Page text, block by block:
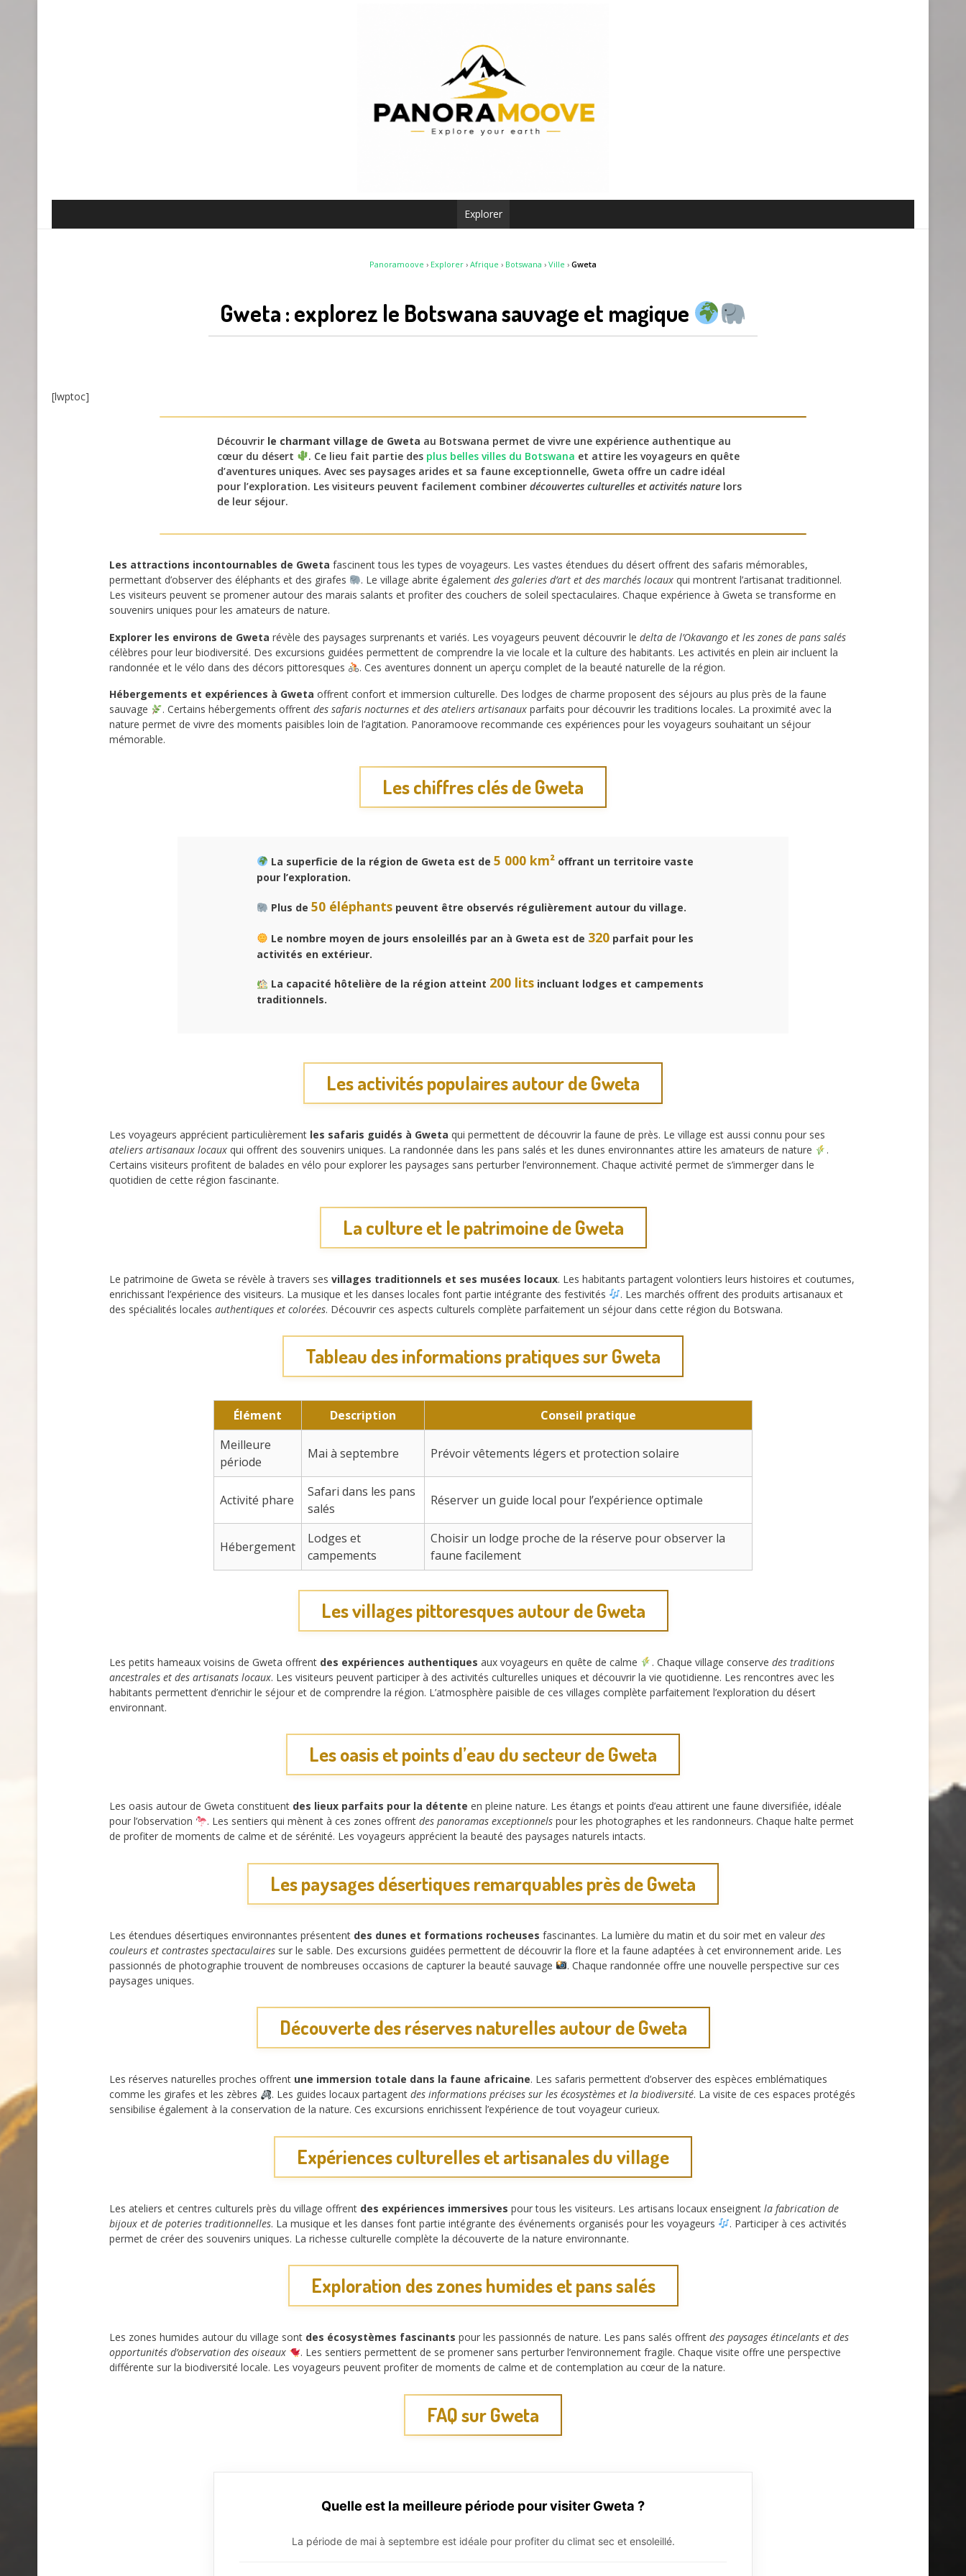
Explorer
Panoramoove › Explorer › Afrique › Botswana › Ville › Gweta
Gweta : explorez le Botswana sauvage et magique
[lwptoc]
Découvrir le charmant village de Gweta au Botswana permet de vivre une expérience authentique au
cœur du désert
. Ce lieu fait partie des plus belles villes du Botswana et attire les voyageurs en quête
d’aventures uniques. Avec ses paysages arides et sa faune exceptionnelle, Gweta offre un cadre idéal
pour l’exploration. Les visiteurs peuvent facilement combiner découvertes culturelles et activités nature lors
de leur séjour.
Les attractions incontournables de Gweta fascinent tous les types de voyageurs. Les vastes étendues du désert offrent des safaris mémorables,
permettant d’observer des éléphants et des girafes
. Le village abrite également des galeries d’art et des marchés locauxqui montrent l’artisanat traditionnel.
Les visiteurs peuvent se promener autour des marais salants et profiter des couchers de soleil spectaculaires. Chaque expérience à Gweta se transforme en
souvenirs uniques pour les amateurs de nature.
Explorer les environs de Gweta révèle des paysages surprenants et variés. Les voyageurs peuvent découvrir le delta de l’Okavango et les zones de pans salés
célèbres pour leur biodiversité. Des excursions guidées permettent de comprendre la vie locale et la culture des habitants. Les activités en plein air incluent la
randonnée et le vélo dans des décors pittoresques
. Ces aventures donnent un aperçu complet de la beauté naturelle de la région.
Hébergements et expériences à Gweta offrent confort et immersion culturelle. Des lodges de charme proposent des séjours au plus près de la faune
sauvage
. Certains hébergements offrent des safaris nocturnes et des ateliers artisanauxparfaits pour découvrir les traditions locales. La proximité avec la
nature permet de vivre des moments paisibles loin de l’agitation. Panoramoove recommande ces expériences pour les voyageurs souhaitant un séjour
mémorable.
Les chiffres clés de Gweta
La superficie de la région de Gweta est de 5 000 km²offrant un territoire vaste
pour l’exploration.
Plus de 50 éléphantspeuvent être observés régulièrement autour du village.
Le nombre moyen de jours ensoleillés par an à Gweta est de 320parfait pour les
activités en extérieur.
La capacité hôtelière de la région atteint 200 litsincluant lodges et campements
traditionnels.
Les activités populaires autour de Gweta
Les voyageurs apprécient particulièrement les safaris guidés à Gweta qui permettent de découvrir la faune de près. Le village est aussi connu pour ses
ateliers artisanaux locaux qui offrent des souvenirs uniques. La randonnée dans les pans salés et les dunes environnantes attire les amateurs de nature
.
Certains visiteurs profitent de balades en vélo pour explorer les paysages sans perturber l’environnement. Chaque activité permet de s’immerger dans le
quotidien de cette région fascinante.
La culture et le patrimoine de Gweta
Le patrimoine de Gweta se révèle à travers ses villages traditionnels et ses musées locaux. Les habitants partagent volontiers leurs histoires et coutumes,
enrichissant l’expérience des visiteurs. La musique et les danses locales font partie intégrante des festivités
. Les marchés offrent des produits artisanaux et
des spécialités locales authentiques et colorées. Découvrir ces aspects culturels complète parfaitement un séjour dans cette région du Botswana.
Tableau des informations pratiques sur Gweta
Élément Description
Conseil pratique
Meilleure
période
Mai à septembre Prévoir vêtements légers et protection solaire
Activité phare
Safari dans les pans
salés
Réserver un guide local pour l’expérience optimale
Hébergement
Lodges et
campements
Choisir un lodge proche de la réserve pour observer la
faune facilement
Les villages pittoresques autour de Gweta
Les petits hameaux voisins de Gweta offrent des expériences authentiques aux voyageurs en quête de calme . Chaque village conserve des traditions
ancestrales et des artisanats locaux. Les visiteurs peuvent participer à des activités culturelles uniques et découvrir la vie quotidienne. Les rencontres avec les
habitants permettent d’enrichir le séjour et de comprendre la région. L’atmosphère paisible de ces villages complète parfaitement l’exploration du désert
environnant.
Les oasis et points d’eau du secteur de Gweta
Les oasis autour de Gweta constituent des lieux parfaits pour la détente en pleine nature. Les étangs et points d’eau attirent une faune diversifiée, idéale
pour l’observation
. Les sentiers qui mènent à ces zones offrent des panoramas exceptionnelspour les photographes et les randonneurs. Chaque halte permet
de profiter de moments de calme et de sérénité. Les voyageurs apprécient la beauté des paysages naturels intacts.
Les paysages désertiques remarquables près de Gweta
Les étendues désertiques environnantes présentent des dunes et formations rocheuses fascinantes. La lumière du matin et du soir met en valeur des
couleurs et contrastes spectaculaires sur le sable. Des excursions guidées permettent de découvrir la flore et la faune adaptées à cet environnement aride. Les
passionnés de photographie trouvent de nombreuses occasions de capturer la beauté sauvage
. Chaque randonnée offre une nouvelle perspective sur ces
paysages uniques.
Découverte des réserves naturelles autour de Gweta
Les réserves naturelles proches offrent une immersion totale dans la faune africaine. Les safaris permettent d’observer des espèces emblématiques
comme les girafes et les zèbres
. Les guides locaux partagent des informations précises sur les écosystèmes et la biodiversité. La visite de ces espaces protégés
sensibilise également à la conservation de la nature. Ces excursions enrichissent l’expérience de tout voyageur curieux.
Expériences culturelles et artisanales du village
Les ateliers et centres culturels près du village offrent des expériences immersives pour tous les visiteurs. Les artisans locaux enseignent la fabrication de
bijoux et de poteries traditionnelles. La musique et les danses font partie intégrante des événements organisés pour les voyageurs
. Participer à ces activités
permet de créer des souvenirs uniques. La richesse culturelle complète la découverte de la nature environnante.
Exploration des zones humides et pans salés
Les zones humides autour du village sont des écosystèmes fascinants pour les passionnés de nature. Les pans salés offrent des paysages étincelants et des
opportunités d’observation des oiseaux
. Les sentiers permettent de se promener sans perturber l’environnement fragile. Chaque visite offre une perspective
différente sur la biodiversité locale. Les voyageurs peuvent profiter de moments de calme et de contemplation au cœur de la nature.
FAQ sur Gweta
Quelle est la meilleure période pour visiter Gweta ?
La période de mai à septembre est idéale pour profiter du climat sec et ensoleillé.